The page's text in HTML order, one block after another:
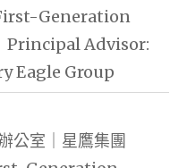
Generation
Advisor:
Eagle Group
公室｜星鷹集團